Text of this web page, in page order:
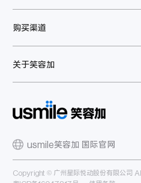
购买渠道
关于笑容加
usmile笑容加 国际官网
Copyright © 广州星际悦动股份有限公司